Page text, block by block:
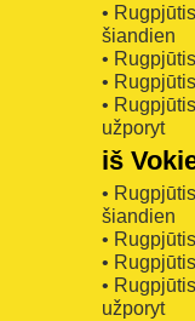
•
šiandien
•
•
•
užporyt
iš
•
šiandien
•
•
•
užporyt